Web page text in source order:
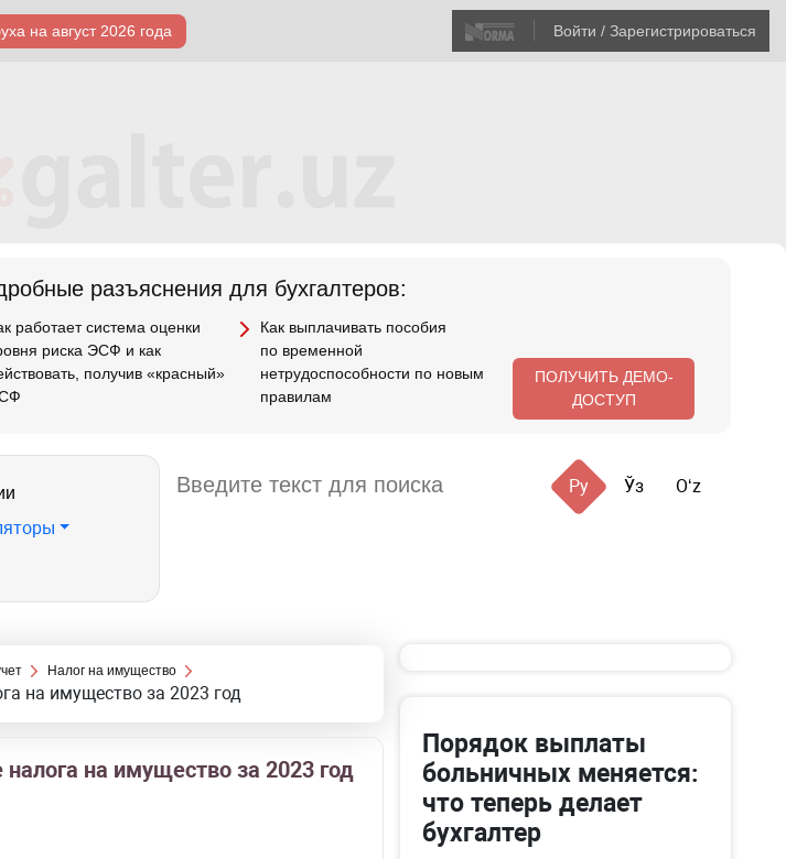
на август 2026 года Войти / Зарегистрироваться
разъяснения для бухгалтеров:
работает система оценки
риска ЭСФ и как
получив «красный»
Как выплачивать пособия
по временной
нетрудоспособности по новым
правилам
ПОЛУЧИТЬ ДЕМО-
ДОСТУП
Ру Ўз Oʻz
Налог на имущество
на имущество за 2023 год
на имущество за 2023 год
Порядок выплаты
больничных меняется:
что теперь делает
бухгалтер